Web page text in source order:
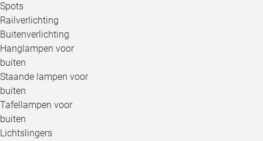
Spots
Railverlichting
Buitenverlichting
Hanglampen voor
buiten
Staande lampen voor
buiten
Tafellampen voor
buiten
Lichtslingers